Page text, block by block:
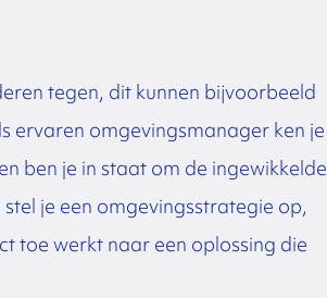
tegen, dit kunnen bijvoorbeeld
ervaren omgevingsmanager ken je
ben je in staat om de ingewikkelde
je een omgevingsstrategie op,
toe werkt naar een oplossing die